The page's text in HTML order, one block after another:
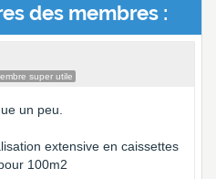
des membres :
super utile
un peu.
extensive en caissettes
100m2